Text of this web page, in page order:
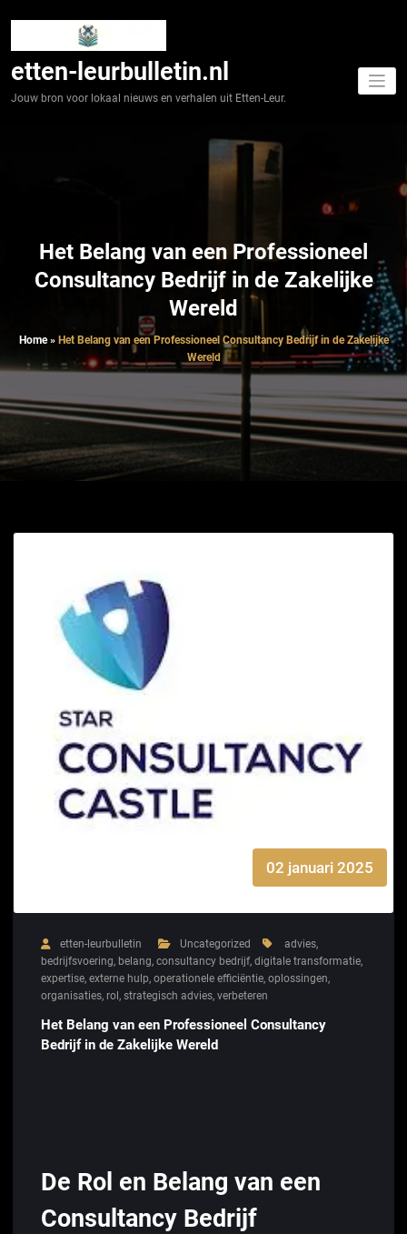
etten-leurbulletin.nl
Jouw bron voor lokaal nieuws en verhalen uit Etten-Leur.
Het Belang van een Professioneel
Consultancy Bedrijf in de Zakelijke
Wereld
Home» Het Belang van een Professioneel Consultancy Bedrijf in de Zakelijke
Wereld
02 januari 2025
etten-leurbulletin Uncategorized advies,
bedrijfsvoering, belang, consultancy bedrijf, digitale transformatie,
expertise, externe hulp, operationele efficiëntie, oplossingen,
organisaties, rol , strategisch advies, verbeteren
Het Belang van een Professioneel Consultancy
Bedrijf in de Zakelijke Wereld
De Rol en Belang van een
Consultancy Bedrijf